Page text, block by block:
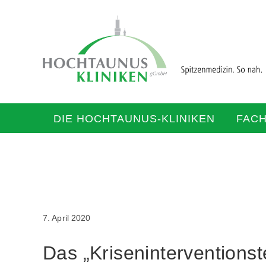
DIE HOCHTAUNUS-KLINIKEN
7. April 2020
Das